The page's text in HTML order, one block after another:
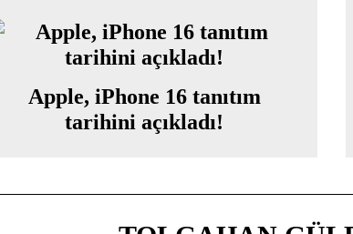
Apple, iPhone 16 tanıtım
tarihini açıkladı!